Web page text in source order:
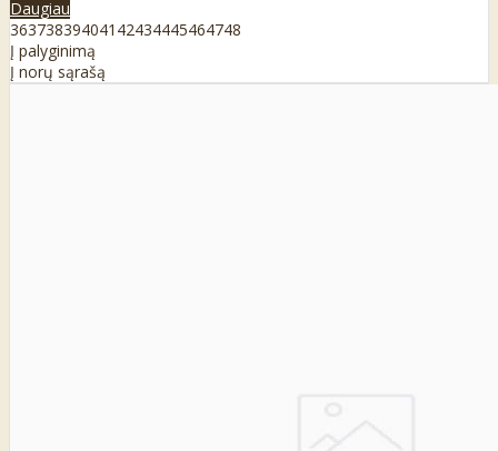
Daugiau
363738394041 42434445464748
Į palyginimą
Į norų sąrašą